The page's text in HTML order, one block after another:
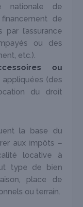
nationale de
de
l’assurance
ou des
etc.).
ou
appliquées (des
du droit
la base du
aux impôts –
locative à
type de bien
place de
ou terrain.